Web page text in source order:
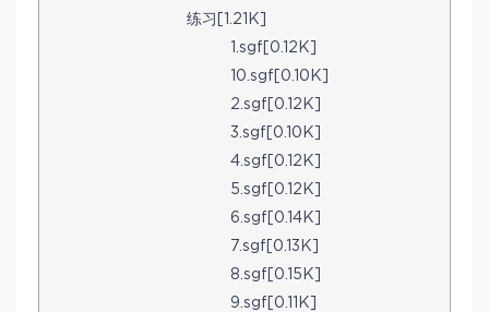
练习[1.21K]
1.sgf[0.12K]
10.sgf[0.10K]
2.sgf[0.12K]
3.sgf[0.10K]
4.sgf[0.12K]
5.sgf[0.12K]
6.sgf[0.14K]
7.sgf[0.13K]
8.sgf[0.15K]
9.sgf[0.11K]